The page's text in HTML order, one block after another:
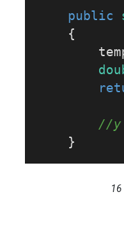
public
{
//y